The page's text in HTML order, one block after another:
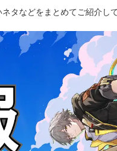
タなどをまとめてご紹介して